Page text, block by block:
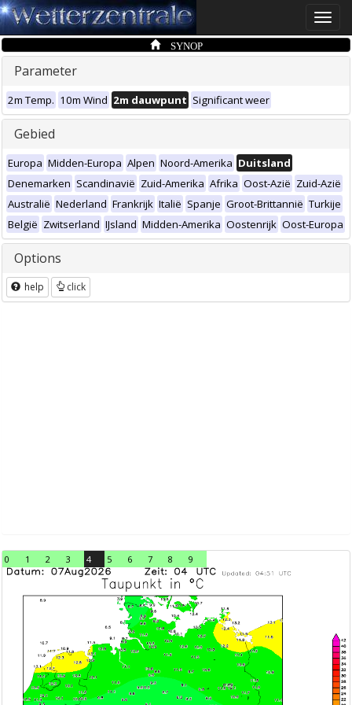
Toggle
SYNOP
Parameter
2m Temp. 10m Wind 2m dauwpunt Significant weer
Gebied
Europa Midden-Europa Alpen Noord-Amerika Duitsland
Denemarken Scandinavië Zuid-Amerika Afrika Oost-Azië Zuid-Azië
Australië Nederland Frankrijk Italië Spanje Groot-Brittannië Turkije
België Zwitserland IJsland Midden-Amerika Oostenrijk Oost-Europa
Options
help click
0 1 2 3 4 5 6 7 8 9